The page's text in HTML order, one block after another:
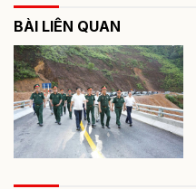
BÀI LIÊN QUAN